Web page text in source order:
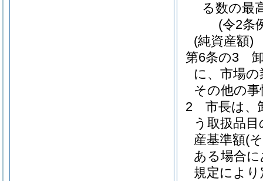
る数の最
(令2条
(純資産額)
第6条の3
に、市場
その他の
2
市長は、
う取扱品
産基準額(
ある場合
規定によ